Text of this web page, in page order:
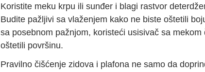
Koristite meku krpu ili sunđer i blagi rastvor
Budite pažljivi sa vlaženjem kako ne biste oštetili
sa posebnom pažnjom, koristeći usisivač sa
oštetili površinu.
Pravilno čišćenje zidova i plafona ne samo da